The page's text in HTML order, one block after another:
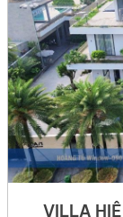
VILLA